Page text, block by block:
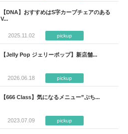
【DNA】おすすめはS字カーブチェアのある
V...
2025.11.02 pickup
【Jelly Pop ジェリーポップ】新店舗...
2026.06.18 pickup
【666 Class】気になるメニュー”ぷち...
2023.07.09 pickup